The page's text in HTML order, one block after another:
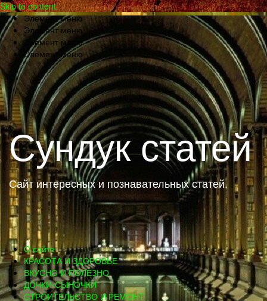
Skip to content
Элемент меню
Элемент меню
Элемент меню
Элемент меню
Сундук статей
Сайт интересных и познавательных статей.
О сайте
КРАСОТА И ЗДОРОВЬЕ
ВКУСНО И ПОЛЕЗНО
ДОЧКИ-СЫНОЧКИ
СТРОИТЕЛЬСТВО И РЕМОНТ